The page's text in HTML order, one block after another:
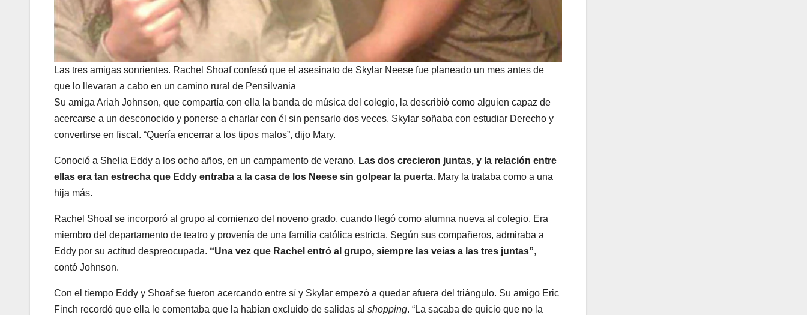
Las tres amigas sonrientes. Rachel Shoaf confesó que el asesinato de Skylar Neese fue planeado un mes antes de
que lo llevaran a cabo en un camino rural de Pensilvania
Su amiga Ariah Johnson, que compartía con ella la banda de música del colegio, la describió como alguien capaz de
acercarse a un desconocido y ponerse a charlar con él sin pensarlo dos veces. Skylar soñaba con estudiar Derecho y
convertirse en fiscal. “Quería encerrar a los tipos malos”, dijo Mary.
Conoció a Shelia Eddy a los ocho años, en un campamento de verano. Las dos crecieron juntas, y la relación entre
ellas era tan estrecha que Eddy entraba a la casa de los Neese sin golpear la puerta. Mary la trataba como a una
hija más.
Rachel Shoaf se incorporó al grupo al comienzo del noveno grado, cuando llegó como alumna nueva al colegio. Era
miembro del departamento de teatro y provenía de una familia católica estricta. Según sus compañeros, admiraba a
Eddy por su actitud despreocupada. “Una vez que Rachel entró al grupo, siempre las veías a las tres juntas”,
contó Johnson.
Con el tiempo Eddy y Shoaf se fueron acercando entre sí y Skylar empezó a quedar afuera del triángulo. Su amigo Eric
Finch recordó que ella le comentaba que la habían excluido de salidas al shopping. “La sacaba de quicio que no la